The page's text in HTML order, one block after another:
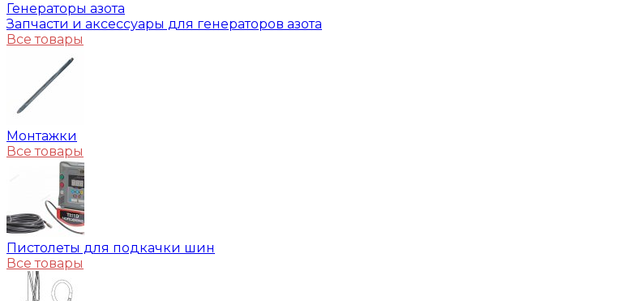
Генераторы азота
Запчасти и аксессуары для генераторов азота
Все товары
Монтажки
Все товары
Пистолеты для подкачки шин
Все товары